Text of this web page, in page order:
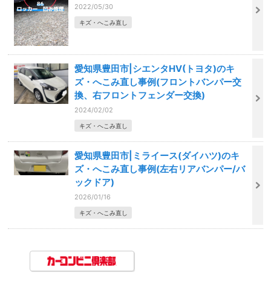
2022/05/30
キズ・へこみ直し
愛知県豊田市|シエンタHV(トヨタ)のキ
ズ・へこみ直し事例(フロントバンパー交
換、右フロントフェンダー交換)
2024/02/02
キズ・へこみ直し
愛知県豊田市|ミライース(ダイハツ)のキ
ズ・へこみ直し事例(左右リアバンパー/バ
ックドア)
2026/01/16
キズ・へこみ直し